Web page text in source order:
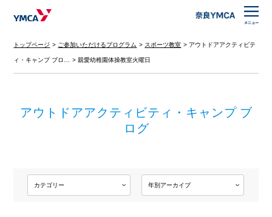
トップページ ご参加いただけるプログラム スポーツ教室 アウトドアアクティビテ
ィ・キャンプ ブロ… 親愛幼稚園体操教室火曜日
アウトドアアクティビティ・キャンプ ブ
ログ